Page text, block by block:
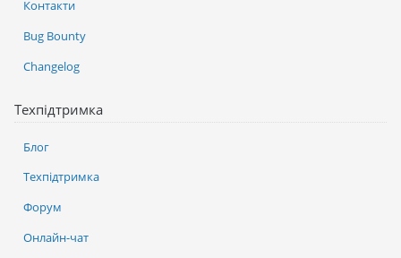
Контакти
Bug Bounty
Changelog
Техпідтримка
Блог
Техпідтримка
Форум
Онлайн-чат